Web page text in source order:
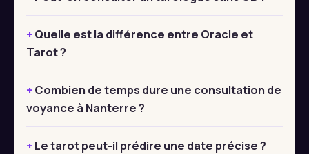
Quelle est la différence entre Oracle et
Tarot ?
Combien de temps dure une consultation de
voyance à Nanterre ?
Le tarot peut-il prédire une date précise ?